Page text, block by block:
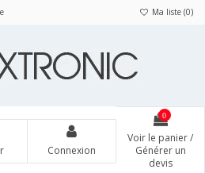
Ma liste (0)
Connexion
0
Voir le panier /
Générer un
devis